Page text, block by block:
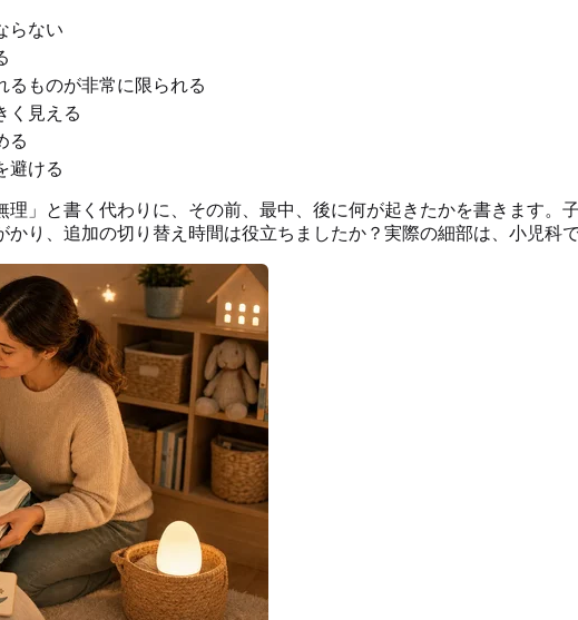
らない
るものが非常に限られる
く見える
る
避ける
」と書く代わりに、その前、最中、後に何が起きたかを書きます。
り、追加の切り替え時間は役立ちましたか？実際の細部は、小児科